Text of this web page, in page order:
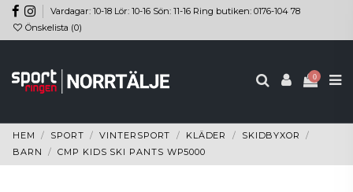
Vardagar: 10-18 Lör: 10-16 Sön: 11-16 Ring butiken: 0176-104 78
Önskelista (0)
0
HEM SPORT VINTERSPORT KLÄDER
SKIDBYXOR
BARN
CMP KIDS SKI PANTS WP5000